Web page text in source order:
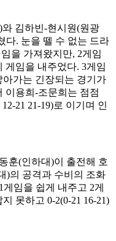
)와 김하빈-현시원(원광
다. 눈을 뗄 수 없는 드라
을 가져왔지만, 2게임
게임을 내주었다. 3게임
가는 긴장되는 경기가
이용희 -조문희는 점점
21 21-19)로 이기며 인
훈(인하대)이 출전해 호
)의 공격과 수비의 조화
1게임을 쉽게 내주고 2게
지 못하고 0-2(0-21 16-21)